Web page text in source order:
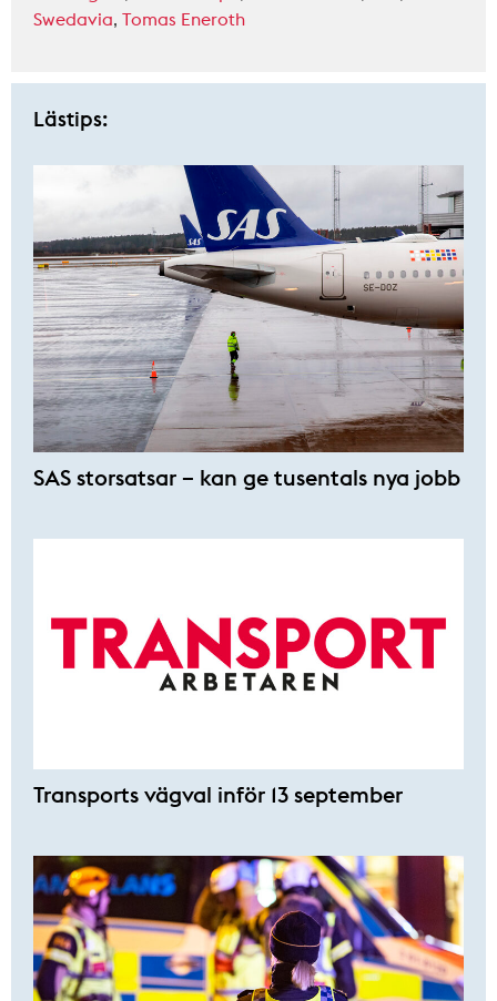
Swedavia, Tomas Eneroth
Lästips:
SAS storsatsar – kan ge tusentals nya jobb
Transports vägval inför 13 september